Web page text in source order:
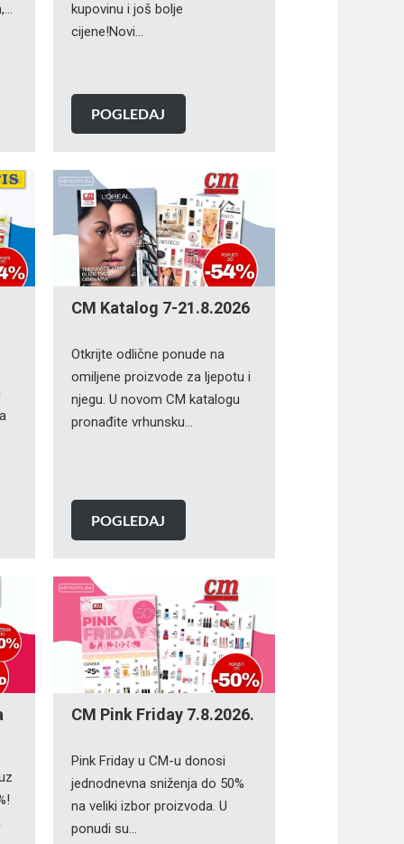
kupovinu i još bolje
cijene!Novi…
POGLEDAJ
CM Katalog 7-21.8.2026
Otkrijte odlične ponude na
omiljene proizvode za ljepotu i
njegu. U novom CM katalogu
pronađite vrhunsku…
POGLEDAJ
CM Pink Friday 7.8.2026.
Pink Friday u CM-u donosi
jednodnevna sniženja do 50%
na veliki izbor proizvoda. U
ponudi su…